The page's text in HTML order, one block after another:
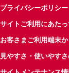
プライバシーポリシー
サイトご利用にあたっ
お客さまご利用端末
見やすさ・使いやす